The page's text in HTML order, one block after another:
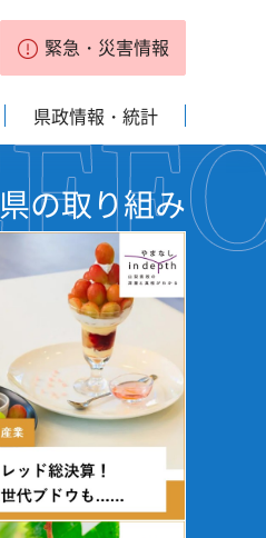
緊急・災害情報
県政情報・統計
県の取り組み